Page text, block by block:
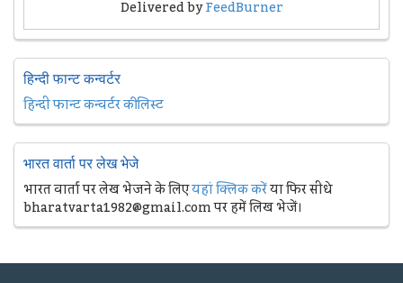
Delivered byFeedBurner
हिन्दी फान्ट कन्वर्टर
हिन्दी फान्ट कन्वर्टर की लिस्ट
भारत वार्ता पर लेख भेजे
भारत वार्ता पर लेख भेजने के लिएयहां क्लिक करेंया फिर सीधे
bharatvarta1982@gmail.com पर हमें लिख भेजें।